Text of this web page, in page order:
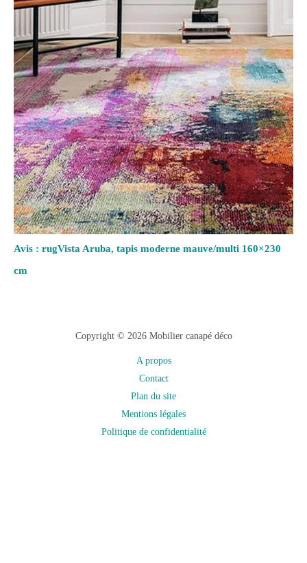
Avis : rugVista Aruba, tapis moderne mauve/multi 160×230
cm
Copyright © 2026 Mobilier canapé déco
A propos
Contact
Plan du site
Mentions légales
Politique de confidentialité